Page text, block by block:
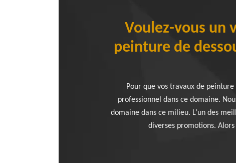
Voulez-vous un
peinture de
Pour que vos travaux de
professionnel dans ce domaine.
domaine dans ce milieu. L’un des
diverses promotions.